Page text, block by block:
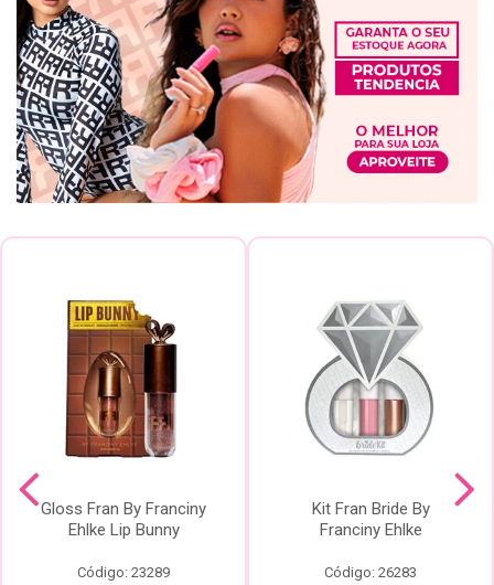
Gloss Fran By Franciny
Ehlke Lip Bunny
Código: 23289
Kit Fran Bride By
Franciny Ehlke
Código: 26283